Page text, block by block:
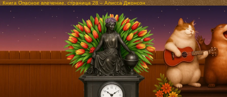
Книга Опасное влечение, страница 28 – Алисса Джонсон